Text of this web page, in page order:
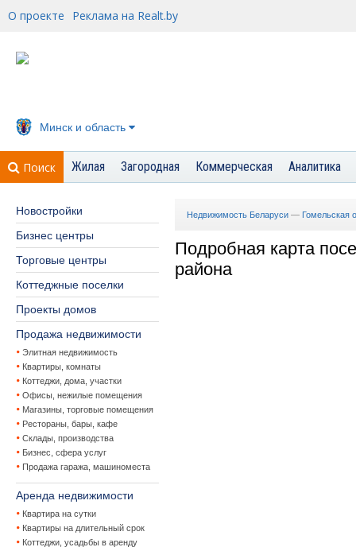
О проекте Реклама на Realt.by
Минск и область
Поиск Жилая Загородная Коммерческая Аналитика
Новостройки
Бизнес центры
Торговые центры
Коттеджные поселки
Проекты домов
Продажа недвижимости
Элитная недвижимость
Квартиры, комнаты
Коттеджи, дома, участки
Офисы, нежилые помещения
Магазины, торговые помещения
Рестораны, бары, кафе
Склады, производства
Бизнес, сфера услуг
Продажа гаража, машиноместа
Аренда недвижимости
Квартира на сутки
Квартиры на длительный срок
Коттеджи, усадьбы в аренду
Недвижимость Беларуси — Гомельская
Подробная карта
района